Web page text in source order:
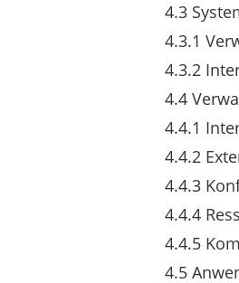
4.3
4.3.1
4.3.2
4.4
4.4.1
4.4.2
4.4.3
4.4.4
4.4.5
4.5